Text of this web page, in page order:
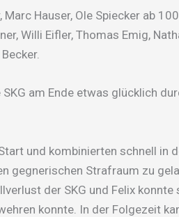
Hauser, Ole Spiecker ab
Willi Eifler, Thomas Emig,
am Ende etwas glücklich
und kombinierten schnell in
gegnerischen Strafraum zu
der SKG und Felix konnte
konnte. In der Folgezeit